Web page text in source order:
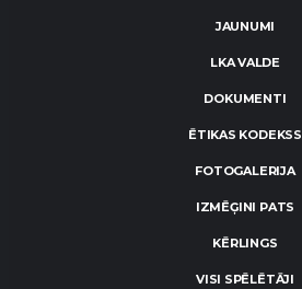
JAUNUMI
LKA VALDE
DOKUMENTI
ĒTIKAS KODEKSS
FOTOGALERIJA
IZMĒĢINI PATS
KĒRLINGS
VISI SPĒLĒTĀJI